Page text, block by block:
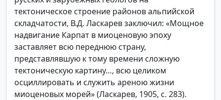
тектоническое строение районов альпийской
складчатости, В.Д. Ласкарев заключил: «Мощное
надвигание Карпат в миоценовую эпоху
заставляет всю переднюю страну,
представлявшую к тому времени сложную
тектоническую картину…, всю целиком
осциллировать и служить ареною жизни
миоценовых морей» (Ласкарев, 1905, с. 283).